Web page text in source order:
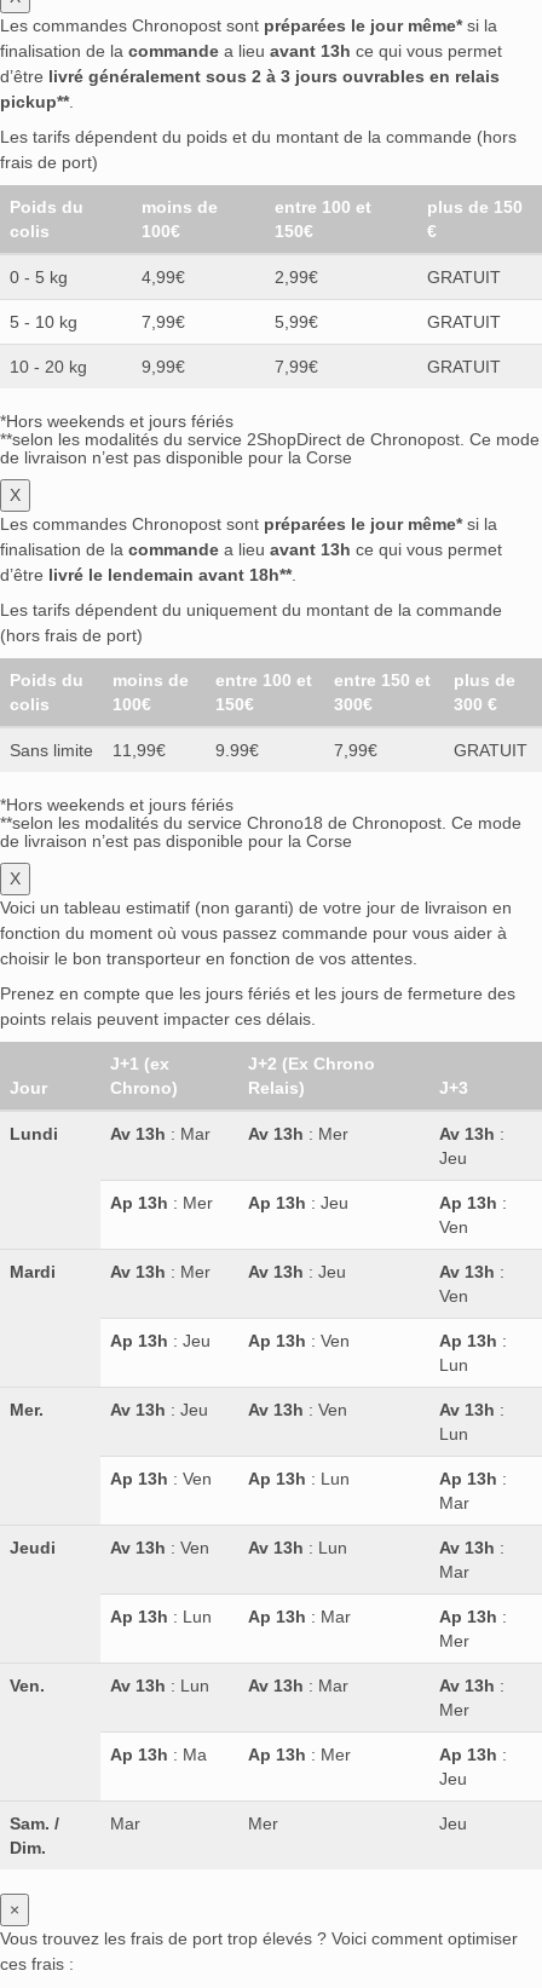
Les commandes Chronopost sont préparées le jour même*si la
finalisation de la commande a lieu avant 13h ce qui vous permet
d’être livré généralement sous 2 à 3 jours ouvrables en relais
pickup**.
Les tarifs dépendent du poids et du montant de la commande (hors
frais de port)
Poids du
colis
moins de
100€
entre 100 et
150€
plus de 150
€
0 - 5 kg 4,99€ 2,99€ GRATUIT
5 - 10 kg 7,99€ 5,99€ GRATUIT
10 - 20 kg 9,99€ 7,99€ GRATUIT
*Hors weekends et jours fériés
**selon les modalités du service 2ShopDirect de Chronopost. Ce mode
de livraison n’est pas disponible pour la Corse
X
Les commandes Chronopost sont préparées le jour même*si la
finalisation de la commande a lieu avant 13h ce qui vous permet
d’être livré le lendemain avant 18h**.
Les tarifs dépendent du uniquement du montant de la commande
(hors frais de port)
Poids du
colis
moins de
100€
entre 100 et
150€
entre 150 et
300€
plus de
300 €
Sans limite 11,99€ 9.99€ 7,99€ GRATUIT
*Hors weekends et jours fériés
**selon les modalités du service Chrono18 de Chronopost. Ce mode
de livraison n’est pas disponible pour la Corse
X
Voici un tableau estimatif (non garanti) de votre jour de livraison en
fonction du moment où vous passez commande pour vous aider à
choisir le bon transporteur en fonction de vos attentes.
Prenez en compte que les jours fériés et les jours de fermeture des
points relais peuvent impacter ces délais.
Jour
J+1 (ex
Chrono)
J+2 (Ex Chrono
Relais)
J+3
Lundi Av 13h : Mar Av 13h : Mer Av 13h :
Jeu
Ap 13h : Mer Ap 13h : Jeu Ap 13h :
Ven
Mardi Av 13h : Mer Av 13h : Jeu Av 13h :
Ven
Ap 13h : Jeu Ap 13h : Ven Ap 13h :
Lun
Mer. Av 13h : Jeu Av 13h : Ven Av 13h :
Lun
Ap 13h : Ven Ap 13h : Lun Ap 13h :
Mar
Jeudi Av 13h : Ven Av 13h : Lun Av 13h :
Mar
Ap 13h : Lun Ap 13h : Mar Ap 13h :
Mer
Ven. Av 13h : Lun Av 13h : Mar Av 13h :
Mer
Ap 13h : Ma Ap 13h : Mer Ap 13h :
Jeu
Sam. /
Dim.
Mar Mer Jeu
×
Vous trouvez les frais de port trop élevés ? Voici comment optimiser
ces frais :